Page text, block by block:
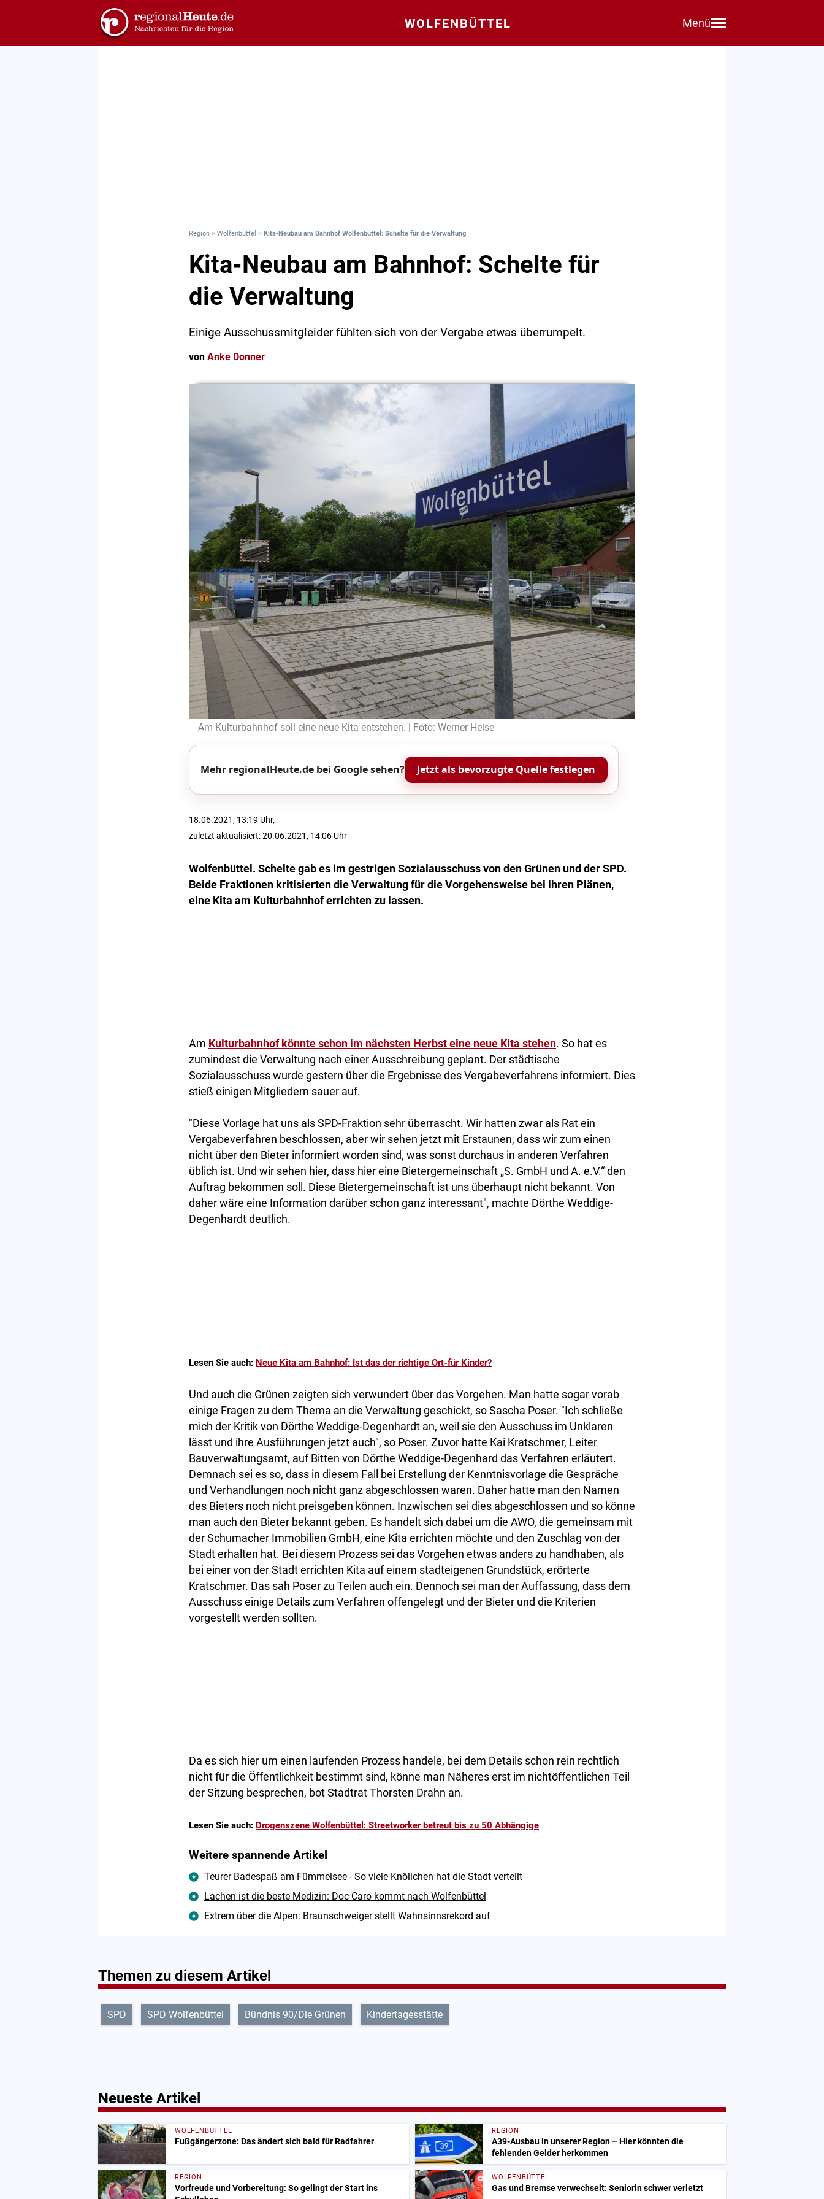
WOLFENBÜTTEL Menü
Region > Wolfenbüttel > Kita-Neubau am Bahnhof Wolfenbüttel: Schelte für die Verwaltung
Kita-Neubau am Bahnhof: Schelte für
die Verwaltung
Einige Ausschussmitgleider fühlten sich von der Vergabe etwas überrumpelt.
von Anke Donner
Am Kulturbahnhof soll eine neue Kita entstehen. | Foto: Werner Heise
Mehr regionalHeute.de bei Google sehen? Jetzt als bevorzugte Quelle festlegen
18.06.2021, 13:19 Uhr,
zuletzt aktualisiert: 20.06.2021, 14:06 Uhr
Wolfenbüttel. Schelte gab es im gestrigen Sozialausschuss von den Grünen und der SPD.
Beide Fraktionen kritisierten die Verwaltung für die Vorgehensweise bei ihren Plänen,
eine Kita am Kulturbahnhof errichten zu lassen.
Am Kulturbahnhof könnte schon im nächsten Herbst eine neue Kita stehen. So hat es
zumindest die Verwaltung nach einer Ausschreibung geplant. Der städtische
Sozialausschuss wurde gestern über die Ergebnisse des Vergabeverfahrens informiert. Dies
stieß einigen Mitgliedern sauer auf.
"Diese Vorlage hat uns als SPD-Fraktion sehr überrascht. Wir hatten zwar als Rat ein
Vergabeverfahren beschlossen, aber wir sehen jetzt mit Erstaunen, dass wir zum einen
nicht über den Bieter informiert worden sind, was sonst durchaus in anderen Verfahren
üblich ist. Und wir sehen hier, dass hier eine Bietergemeinschaft „S. GmbH und A. e.V.“ den
Auftrag bekommen soll. Diese Bietergemeinschaft ist uns überhaupt nicht bekannt. Von
daher wäre eine Information darüber schon ganz interessant", machte Dörthe Weddige-
Degenhardt deutlich.
Lesen Sie auch: Neue Kita am Bahnhof: Ist das der richtige Ort-für Kinder?
Und auch die Grünen zeigten sich verwundert über das Vorgehen. Man hatte sogar vorab
einige Fragen zu dem Thema an die Verwaltung geschickt, so Sascha Poser. "Ich schließe
mich der Kritik von Dörthe Weddige-Degenhardt an, weil sie den Ausschuss im Unklaren
lässt und ihre Ausführungen jetzt auch", so Poser. Zuvor hatte Kai Kratschmer, Leiter
Bauverwaltungsamt, auf Bitten von Dörthe Weddige-Degenhard das Verfahren erläutert.
Demnach sei es so, dass in diesem Fall bei Erstellung der Kenntnisvorlage die Gespräche
und Verhandlungen noch nicht ganz abgeschlossen waren. Daher hatte man den Namen
des Bieters noch nicht preisgeben können. Inzwischen sei dies abgeschlossen und so könne
man auch den Bieter bekannt geben. Es handelt sich dabei um die AWO, die gemeinsam mit
der Schumacher Immobilien GmbH, eine Kita errichten möchte und den Zuschlag von der
Stadt erhalten hat. Bei diesem Prozess sei das Vorgehen etwas anders zu handhaben, als
bei einer von der Stadt errichten Kita auf einem stadteigenen Grundstück, erörterte
Kratschmer. Das sah Poser zu Teilen auch ein. Dennoch sei man der Auffassung, dass dem
Ausschuss einige Details zum Verfahren offengelegt und der Bieter und die Kriterien
vorgestellt werden sollten.
Da es sich hier um einen laufenden Prozess handele, bei dem Details schon rein rechtlich
nicht für die Öffentlichkeit bestimmt sind, könne man Näheres erst im nichtöffentlichen Teil
der Sitzung besprechen, bot Stadtrat Thorsten Drahn an.
Lesen Sie auch: Drogenszene Wolfenbüttel: Streetworker betreut bis zu 50 Abhängige
Weitere spannende Artikel
Teurer Badespaß am Fümmelsee - So viele Knöllchen hat die Stadt verteilt
Lachen ist die beste Medizin: Doc Caro kommt nach Wolfenbüttel
Extrem über die Alpen: Braunschweiger stellt Wahnsinnsrekord auf
Themen zu diesem Artikel
SPD SPD Wolfenbüttel Bündnis 90/Die Grünen Kindertagesstätte
Neueste Artikel
WOLFENBÜTTEL
Fußgängerzone: Das ändert sich bald für Radfahrer
REGION
A39-Ausbau in unserer Region – Hier könnten die
fehlenden Gelder herkommen
REGION
Vorfreude und Vorbereitung: So gelingt der Start ins
WOLFENBÜTTEL
Gas und Bremse verwechselt: Seniorin schwer verletzt